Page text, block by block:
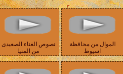
الموال من محافظة
اسيوط
نصوص الغناء الصعيدى
من المنيا